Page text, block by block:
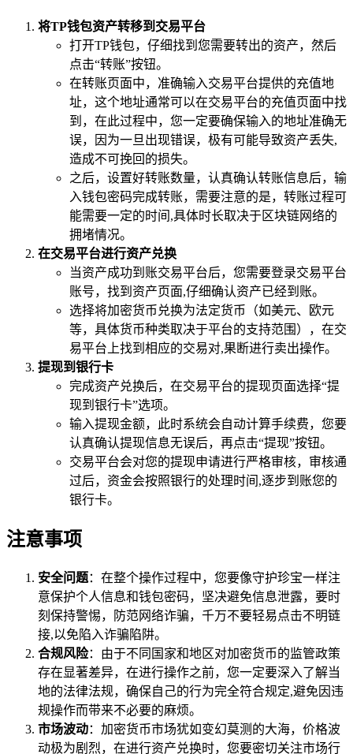
将TP钱包资产转移到交易平台
打开TP钱包，仔细找到您需要转出的资产，然后
点击“转账”按钮。
在转账页面中，准确输入交易平台提供的充值地
址，这个地址通常可以在交易平台的充值页面中找
到，在此过程中，您一定要确保输入的地址准确无
误，因为一旦出现错误，极有可能导致资产丢失,
造成不可挽回的损失。
之后，设置好转账数量，认真确认转账信息后，输
入钱包密码完成转账，需要注意的是，转账过程可
能需要一定的时间,具体时长取决于区块链网络的
拥堵情况。
在交易平台进行资产兑换
当资产成功到账交易平台后，您需要登录交易平台
账号，找到资产页面,仔细确认资产已经到账。
选择将加密货币兑换为法定货币（如美元、欧元
等，具体货币种类取决于平台的支持范围），在交
易平台上找到相应的交易对,果断进行卖出操作。
提现到银行卡
完成资产兑换后，在交易平台的提现页面选择“提
现到银行卡”选项。
输入提现金额，此时系统会自动计算手续费，您要
认真确认提现信息无误后，再点击“提现”按钮。
交易平台会对您的提现申请进行严格审核，审核通
过后，资金会按照银行的处理时间,逐步到账您的
银行卡。
注意事项
安全问题：在整个操作过程中，您要像守护珍宝一样注
意保护个人信息和钱包密码，坚决避免信息泄露，要时
刻保持警惕，防范网络诈骗，千万不要轻易点击不明链
接,以免陷入诈骗陷阱。
合规风险：由于不同国家和地区对加密货币的监管政策
存在显著差异，在进行操作之前，您一定要深入了解当
地的法律法规，确保自己的行为完全符合规定,避免因违
规操作而带来不必要的麻烦。
市场波动：加密货币市场犹如变幻莫测的大海，价格波
动极为剧烈，在进行资产兑换时，您要密切关注市场行